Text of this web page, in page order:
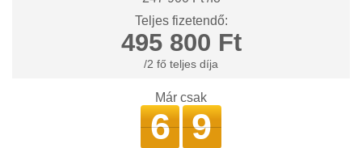
Már csak
6 9
Teljes fizetendő:
495 800 Ft
/2 fő teljes díja